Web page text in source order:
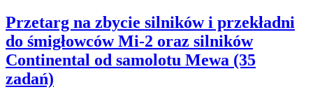
Przetarg na zbycie silników i przekładni
do śmigłowców Mi-2 oraz silników
Continental od samolotu Mewa (35
zadań)